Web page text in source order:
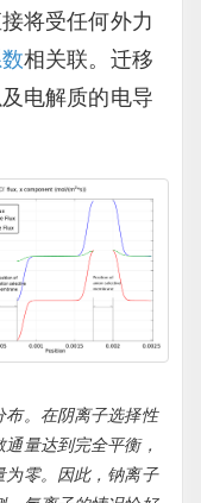
将受任何外力
相关联。迁移
电解质的电导
。在阴离子选择性
量达到完全平衡，
为零。因此，钠离子